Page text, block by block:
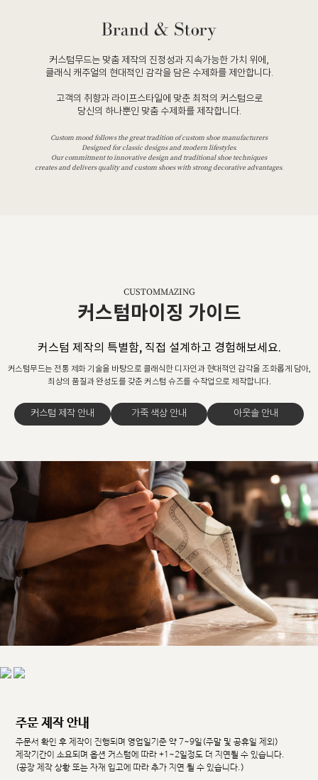
커스텀무드는 맞춤 제작의 진정성과 지속가능한 가치 위에,
클래식 캐주얼의 현대적인 감각을 담은 수제화를 제안합니다.
고객의 취향과 라이프스타일에 맞춘 최적의 커스텀으로
당신의 하나뿐인 맞춤 수제화를 제작합니다.
Custom mood follows the great tradition of custom shoe manufacturers
Designed for classic designs and modern lifestyles.
Our commitment to innovative design and traditional shoe techniques
creates and delivers quality and custom shoes with strong decorative advantages.
CUSTOMMAZING
커스텀마이징 가이드
커스텀 제작의 특별함, 직접 설계하고 경험해보세요.
커스텀무드는 전통 제화 기술을 바탕으로 클래식한 디자인과 현대적인 감각을 조화롭게 담아,
최상의 품질과 완성도를 갖춘 커스텀 슈즈를 수작업으로 제작합니다.
커스텀 제작 안내 가죽 색상 안내 아웃솔 안내
주문 제작 안내
주문서 확인 후 제작이 진행되며 영업일기준 약 7~9일(주말 및 공휴일 제외)
제작기간이 소요되며 옵션 커스텀에 따라 +1~2일정도 더 지연될 수 있습니다.
(공장 제작 상황 또는 자재 입고에 따라 추가 지연 될 수 있습니다.)